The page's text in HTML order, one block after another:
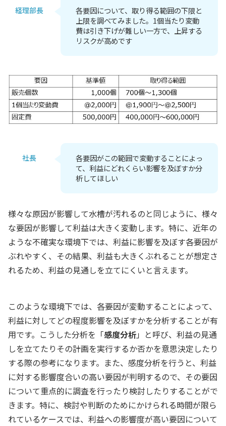
経理部長
各要因について、取り得る範囲の下限と
上限を調べてみました。1個当たり変動
費は引き下げが難しい一方で、上昇する
リスクが高めです
社長
各要因がこの範囲で変動することによっ
て、利益にどれくらい影響を及ぼすか分
析してほしい
様々な原因が影響して水槽が汚れるのと同じように、様々
な要因が影響して利益は大きく変動します。特に、近年の
ような不確実な環境下では、利益に影響を及ぼす各要因が
ぶれやすく、その結果、利益も大きくぶれることが想定さ
れるため、利益の見通しを立てにくいと言えます。
このような環境下では、各要因が変動することによって、
利益に対してどの程度影響を及ぼすかを分析することが有
用です。こうした分析を「感度分析」と呼び、利益の見通
しを立てたりその計画を実行するか否かを意思決定したり
する際の参考になります。また、感度分析を行うと、利益
に対する影響度合いの高い要因が判明するので、その要因
について重点的に調査を行ったり検討したりすることがで
きます。特に、検討や判断のためにかけられる時間が限ら
れているケースでは、利益への影響度が高い要因について